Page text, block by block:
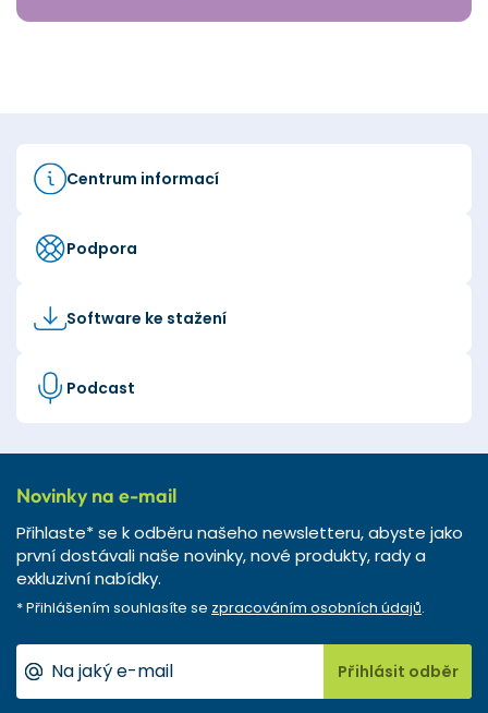
Centrum informací
Podpora
Software ke stažení
Podcast
Novinky na e-mail
Přihlaste* se k odběru našeho newsletteru, abyste jako
první dostávali naše novinky, nové produkty, rady a
exkluzivní nabídky.
* Přihlášením souhlasíte se zpracováním osobních údajů.
Přihlásit odběr